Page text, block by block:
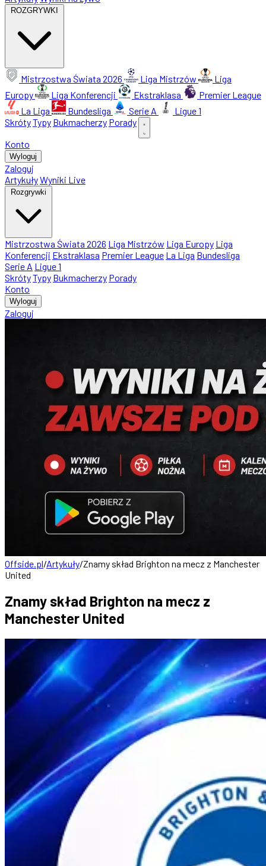
ROZGRYWKI
Mistrzostwa Świata 2026 Liga Mistrzów
Liga
Europy
Liga Konferencji Ekstraklasa
Premier League
La Liga
Bundesliga Serie A
Ligue 1
SkrótyTypy Bukmacherzy Porady
Konto
Wyloguj
Zaloguj
ArtykułyWyniki Live
Rozgrywki
Mistrzostwa Świata 2026 Liga Mistrzów Liga Europy Liga
Konferencji Ekstraklasa Premier League La Liga Bundesliga
Serie A Ligue 1
SkrótyTypy Bukmacherzy Porady
Konto
Wyloguj
Zaloguj
Offside.pl/Artykuły/Znamy skład Brighton na mecz z Manchester
United
Znamy skład Brighton na mecz z
Manchester United